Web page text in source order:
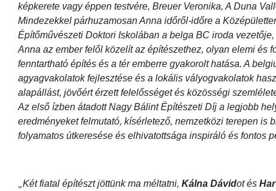
képkerete vagy éppen testvére, Breuer Veronika, A Duna
Mindezekkel párhuzamosan Anna időről-időre a
Építőművészeti Doktori Iskolában a belga BC iroda
Anna az ember felől közelít az építészethez, olyan elemi és
fenntartható építés és a tér emberre gyakorolt hatása. A
agyagvakolatok fejlesztése és a lokális vályogvakolatok
alapállást, jövőért érzett felelősséget és közösségi
Az első ízben átadott Nagy Bálint Építészeti Díj a legjobb
eredményeket felmutató, kísérletező, nemzetközi terepen is
folyamatos útkeresése és elhivatottsága inspiráló és fontos
Két fiatal építészt jöttünk ma méltatni, Kálna Dávidot és